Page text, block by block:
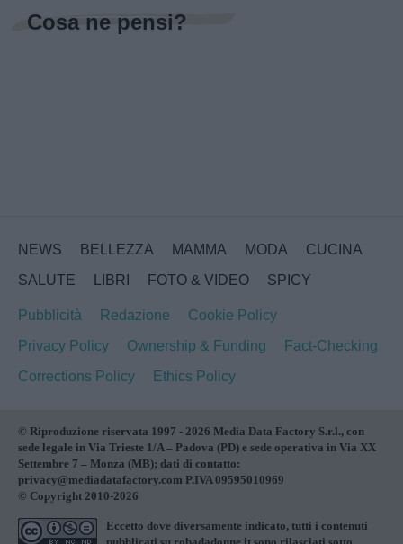
Cosa ne pensi?
NEWS BELLEZZA MAMMA MODA
CUCINA
SALUTE
LIBRI FOTO & VIDEO SPICY
Pubblicità Redazione
Cookie Policy
Privacy Policy
Ownership & Funding
Fact-Checking
Corrections Policy
Ethics Policy
© Riproduzione riservata 1997 - 2026 Media Data Factory S.r.l., con
sede legale in Via Trieste 1/A – Padova (PD) e sede operativa in Via XX
Settembre 7 – Monza (MB); dati di contatto:
privacy@mediadatafactory.com P.IVA 09595010969
© Copyright 2010-2026
Eccetto dove diversamente indicato, tutti i contenuti
pubblicati su robadadonne.it sono rilasciati sotto